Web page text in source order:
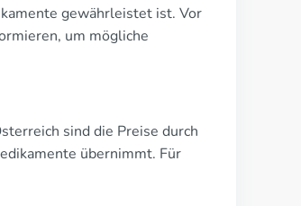
gewährleistet ist. Vor
um mögliche
sind die Preise durch
übernimmt. Für